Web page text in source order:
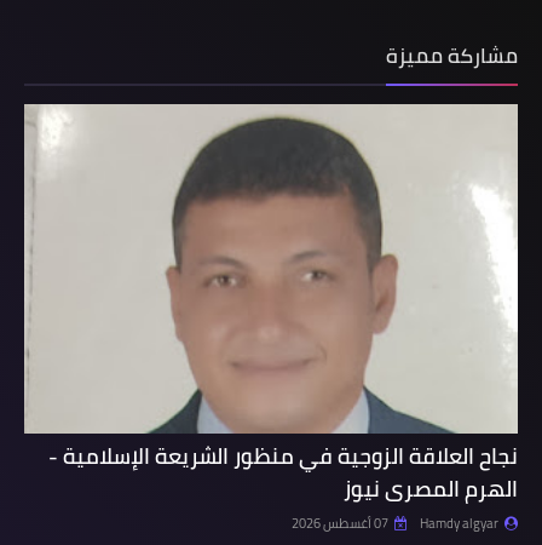
مشاركة مميزة
نجاح العلاقة الزوجية في منظور الشريعة الإسلامية -
الهرم المصرى نيوز
Hamdy algyar 07 أغسطس 2026